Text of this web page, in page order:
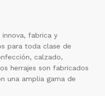
innova, fabrica y
para toda clase de
calzado,
herrajes son fabricados
una amplia gama de